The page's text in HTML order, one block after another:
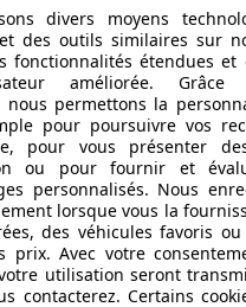
responsabilité concernant
Haut
en ligne de
divers moyens
des outils similaires sur
fonctionnalités étendues et
améliorée.
nous permettons la
pour poursuivre vos
pour vous présenter
ou pour fournir et
personnalisés. Nous
lorsque vous la
des véhicules favoris
prix. Avec votre
utilisation seront
contacterez. Certains